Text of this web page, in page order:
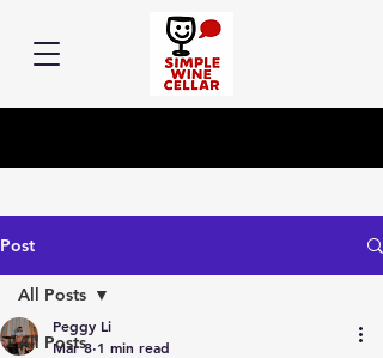
Post
All Posts
All Posts
Peggy Li
Mar 8 1 min read